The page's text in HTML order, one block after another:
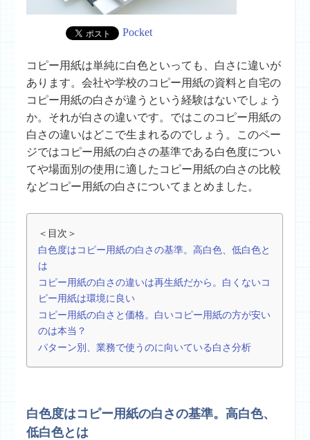
Pocket
コピー用紙は単純に白色といっても、白さに違いが
あります。会社や学校のコピー用紙の資料と自宅の
コピー用紙の白さが違うという経験はないでしょう
か。それが白さの違いです。ではこのコピー用紙の
白さの違いはどこで生まれるのでしょう。このペー
ジではコピー用紙の白さの基準である白色度につい
てや場面別の使用に適したコピー用紙の白さの比較
などコピー用紙の白さについてまとめました。
＜目次＞
白色度はコピー用紙の白さの基準。高白色、低白色と
は
コピー用紙の白さの違いは再生紙だから。白くないコ
ピー用紙は環境に良い
コピー用紙の白さと価格。白いコピー用紙の方が安い
のは本当？
パターン別、業務で使うのに向いている白さ分析
白色度はコピー用紙の白さの基準。高白色、
低白色とは